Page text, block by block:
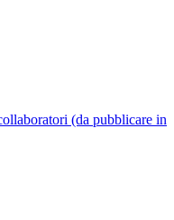
(da pubblicare in